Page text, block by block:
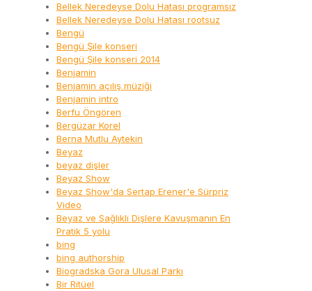
Bellek Neredeyse Dolu Hatası programsız
Bellek Neredeyse Dolu Hatası rootsuz
Bengü
Bengü Şile konseri
Bengü Şile konseri 2014
Benjamin
Benjamin açılış müziği
Benjamin intro
Berfu Öngören
Bergüzar Korel
Berna Mutlu Aytekin
Beyaz
beyaz dişler
Beyaz Show
Beyaz Show'da Sertap Erener'e Sürpriz
Video
Beyaz ve Sağlıklı Dişlere Kavuşmanın En
Pratik 5 yolu
bing
bing authorship
Biogradska Gora Ulusal Parkı
Bir Ritüel